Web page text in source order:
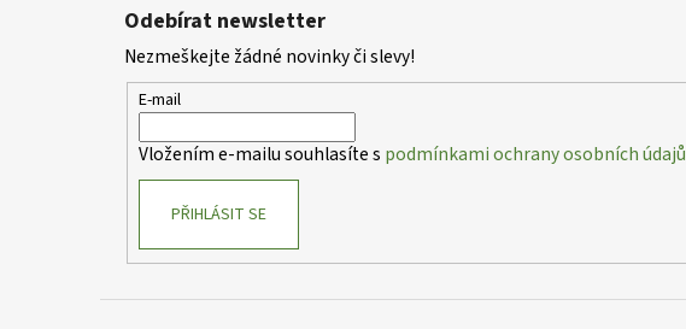
Odebírat newsletter
Nezmeškejte žádné novinky či slevy!
E-mail
Vložením e-mailu souhlasíte s podmínkami ochrany osobních údajů
PŘIHLÁSIT SE